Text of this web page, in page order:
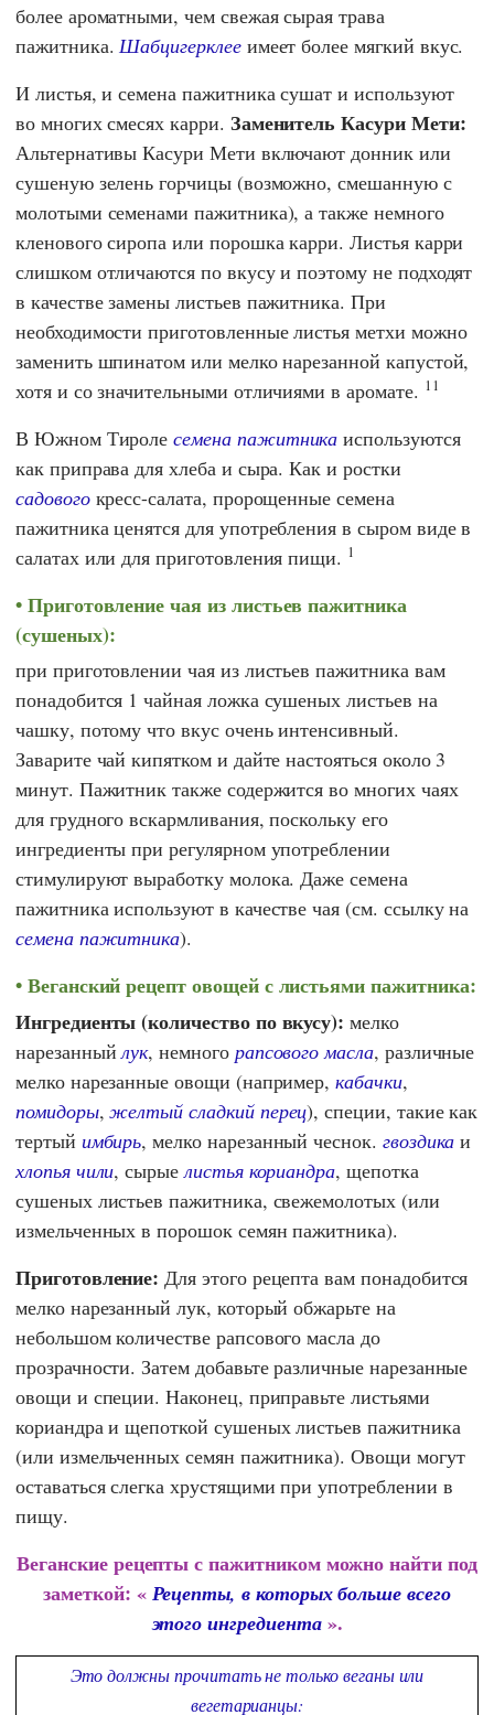
более ароматными, чем свежая сырая трава
пажитника.Шабцигерклееимеет более мягкий вкус.
И листья, и семена пажитника сушат и используют
во многих смесях карри. Заменитель Касури Мети:
Альтернативы Касури Мети включают донник или
сушеную зелень горчицы (возможно, смешанную с
молотыми семенами пажитника), а также немного
кленового сиропа или порошка карри. Листья карри
слишком отличаются по вкусу и поэтому не подходят
в качестве замены листьев пажитника. При
необходимости приготовленные листья метхи можно
заменить шпинатом или мелко нарезанной капустой,
хотя и со значительными отличиями в аромате. 11
В Южном Тиролесемена пажитника используются
как приправа для хлеба и сыра. Как и ростки
садовогокресс-салата, пророщенные семена
пажитника ценятся для употребления в сыром виде в
салатах или для приготовления пищи. 1
Приготовление чая из листьев пажитника
(сушеных):
при приготовлении чая из листьев пажитника вам
понадобится 1 чайная ложка сушеных листьев на
чашку, потому что вкус очень интенсивный.
Заварите чай кипятком и дайте настояться около 3
минут. Пажитник также содержится во многих чаях
для грудного вскармливания, поскольку его
ингредиенты при регулярном употреблении
стимулируют выработку молока. Даже семена
пажитника используют в качестве чая (см. ссылку на
семена пажитника).
Веганский рецепт овощей с листьями пажитника:
Ингредиенты (количество по вкусу): мелко
нарезанныйлук, немного рапсового масла, различные
мелко нарезанные овощи (например,кабачки,
помидоры,желтый сладкий перец), специи, такие как
тертый имбирь, мелко нарезанный чеснок. гвоздика и
хлопья чили, сырые листья кориандра, щепотка
сушеных листьев пажитника, свежемолотых (или
измельченных в порошок семян пажитника).
Приготовление: Для этого рецепта вам понадобится
мелко нарезанный лук, который обжарьте на
небольшом количестве рапсового масла до
прозрачности. Затем добавьте различные нарезанные
овощи и специи. Наконец, приправьте листьями
кориандра и щепоткой сушеных листьев пажитника
(или измельченных семян пажитника). Овощи могут
оставаться слегка хрустящими при употреблении в
пищу.
Веганские рецепты с пажитником можно найти под
заметкой: « Рецепты, в которых больше всего
этого ингредиента».
Это должны прочитать не только веганы или
вегетарианцы: